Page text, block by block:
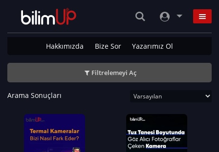
Hakkımızda Bize Sor Yazarımız Ol
Filtrelemeyi Aç
Arama Sonuçları